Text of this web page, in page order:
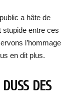
a hâte de
stupide entre ces
l’hommage
en dit plus.
DES